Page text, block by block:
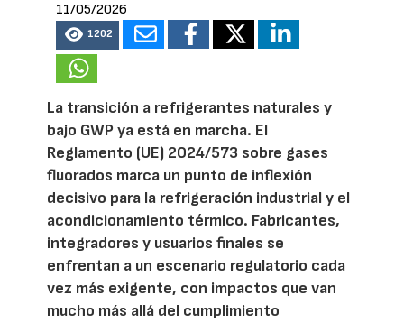
11/05/2026
1202
La transición a refrigerantes naturales y
bajo GWP ya está en marcha. El
Reglamento (UE) 2024/573 sobre gases
fluorados marca un punto de inflexión
decisivo para la refrigeración industrial y el
acondicionamiento térmico. Fabricantes,
integradores y usuarios finales se
enfrentan a un escenario regulatorio cada
vez más exigente, con impactos que van
mucho más allá del cumplimiento